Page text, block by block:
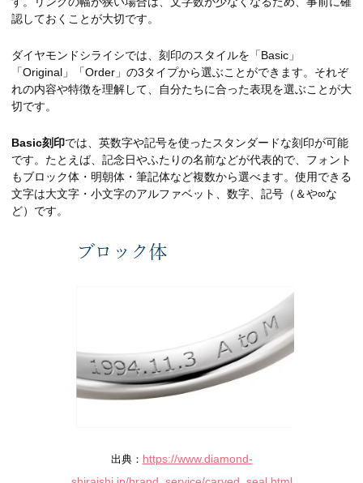
認しておくことが大切です。
ダイヤモンドシライシでは、刻印のスタイルを「Basic」
「Original」「Order」の3タイプから選ぶことができます。それぞ
れの内容や特徴を理解して、自分たちに合った表現を選ぶことが大
切です。
Basic刻印では、英数字や記号を使ったスタンダードな刻印が可能
です。たとえば、記念日やふたりの名前などが代表的で、フォント
もブロック体・明朝体・筆記体など複数から選べます。使用できる
文字は大文字・小文字のアルファベット、数字、記号（＆や∞な
ど）です。
出典： https://www.diamond-